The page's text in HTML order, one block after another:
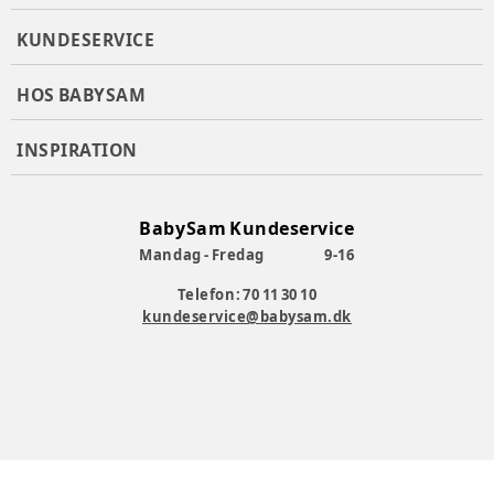
KUNDESERVICE
HOS BABYSAM
INSPIRATION
BabySam Kundeservice
Mandag - Fredag
9-16
Telefon: 70 11 30 10
kundeservice@babysam.dk